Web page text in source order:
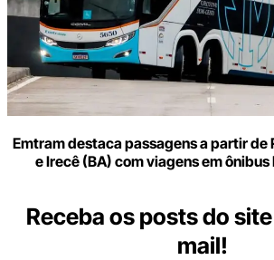
Emtram destaca passagens a partir de
e Irecê (BA) com viagens em
Receba os posts do
mail!